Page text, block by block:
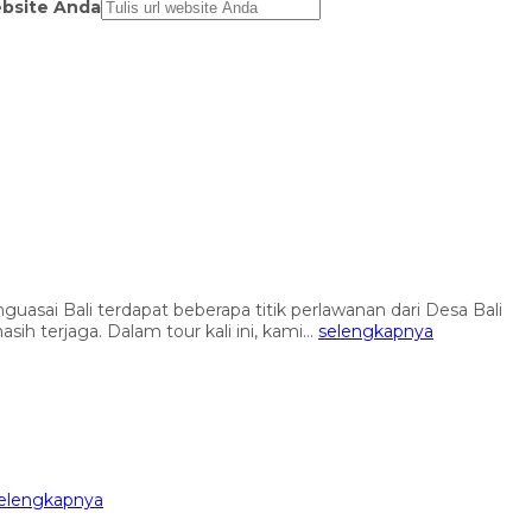
Anda
Bali terdapat beberapa titik perlawanan dari Desa Bali
terjaga. Dalam tour kali ini, kami... selengkapnya